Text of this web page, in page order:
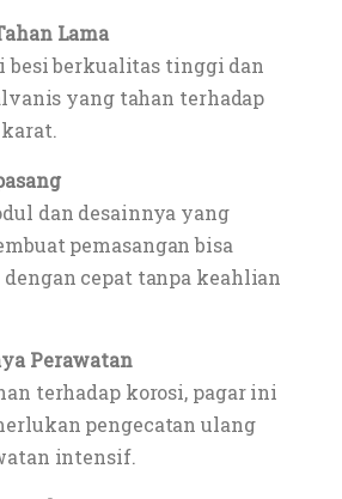
Lama
besi berkualitas tinggi dan
yang tahan terhadap
dan desainnya yang
pemasangan bisa
cepat tanpa keahlian
Perawatan
terhadap korosi, pagar ini
pengecatan ulang
intensif.